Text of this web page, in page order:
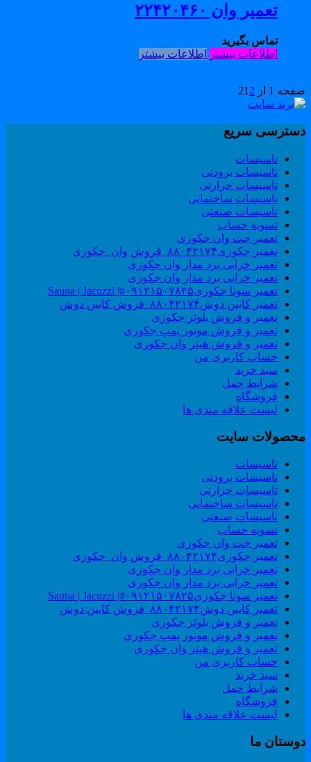
تعمیر وان ۲۲۴۲۰۴۶۰
تماس بگیرید
اطلاعات بیشتر اطلاعات بیشتر
1 از 2 2
سریع
تاسیسات
تاسیسات برودتی
تاسیسات حرارتی
تاسیسات ساختمانی
تاسیسات صنعتی
تسویه حساب
تعمیر جت وان جکوزی
تعمیر جکوزی۸۸۰۴۲۱۷۴_فروش وان_جکوزی
تعمیر خرابی برد مدار وان جکوزی
تعمیر خرابی برد مدار وان جکوزی
تعمیر سونا جکوزی۰۹۱۲۱۵۰۷۸۲۵#| Sauna | Jacuzzi
تعمیر کابین دوش۸۸۰۴۲۱۷۴_فروش کابین دوش
تعمیر و فروش بلوئر جکوزی
تعمیر و فروش موتور پمپ جکوزی
تعمیر و فروش هیتر وان جکوزی
حساب کاربری من
سبد خرید
شرایط حمل
فروشگاه
لیست علاقه مندی ها
سایت
تاسیسات
تاسیسات برودتی
تاسیسات حرارتی
تاسیسات ساختمانی
تاسیسات صنعتی
تسویه حساب
تعمیر جت وان جکوزی
تعمیر جکوزی۸۸۰۴۲۱۷۴_فروش وان_جکوزی
تعمیر خرابی برد مدار وان جکوزی
تعمیر خرابی برد مدار وان جکوزی
تعمیر سونا جکوزی۰۹۱۲۱۵۰۷۸۲۵#| Sauna | Jacuzzi
تعمیر کابین دوش۸۸۰۴۲۱۷۴_فروش کابین دوش
تعمیر و فروش بلوئر جکوزی
تعمیر و فروش موتور پمپ جکوزی
تعمیر و فروش هیتر وان جکوزی
حساب کاربری من
سبد خرید
شرایط حمل
فروشگاه
لیست علاقه مندی ها
ما